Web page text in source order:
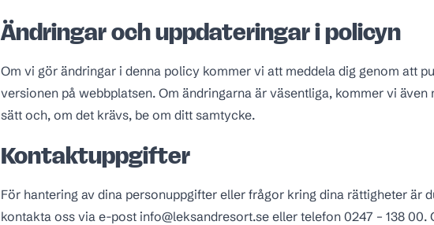
Ändringar och uppdateringar i policyn
Om vi gör ändringar i denna policy kommer vi att meddela dig genom att
versionen på webbplatsen. Om ändringarna är väsentliga, kommer vi även
sätt och, om det krävs, be om ditt samtycke.
Kontaktuppgifter
För hantering av dina personuppgifter eller frågor kring dina rättigheter är
kontakta oss via e-post info@leksandresort.se eller telefon 0247 – 138 00.